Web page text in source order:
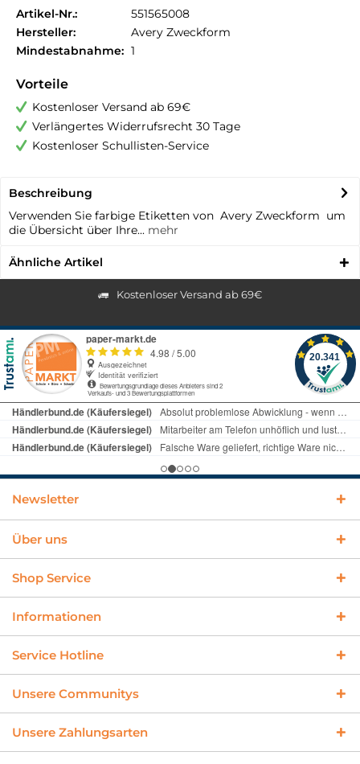
Artikel-Nr.:
551565008
Hersteller:
Avery Zweckform
Mindestabnahme: 1
Vorteile
Kostenloser Versand ab 69€
Verlängertes Widerrufsrecht 30 Tage
Kostenloser Schullisten-Service
Beschreibung
Verwenden Sie farbige Etiketten von Avery Zweckform um
die Übersicht über Ihre... mehr
Ähnliche Artikel
Kostenloser Versand ab 69€
Newsletter
Über uns
Shop Service
Informationen
Service Hotline
Unsere Communitys
Unsere Zahlungsarten